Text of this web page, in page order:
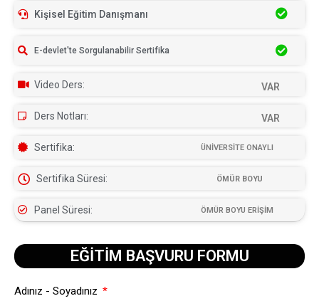
Kişisel Eğitim Danışmanı
E-devlet'te Sorgulanabilir Sertifika
Video Ders: VAR
Ders Notları: VAR
Sertifika: ÜNİVERSİTE ONAYLI
Sertifika Süresi: ÖMÜR BOYU
Panel Süresi: ÖMÜR BOYU ERİŞİM
EĞİTİM BAŞVURU FORMU​
Adınız - Soyadınız